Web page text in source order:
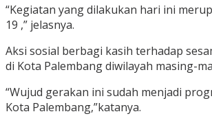
“Kegiatan yang dilakukan hari ini
19 ,” jelasnya.
Aksi sosial berbagi kasih terhadap
di Kota Palembang diwilayah masing-
“Wujud gerakan ini sudah menjadi
Kota Palembang,”katanya.